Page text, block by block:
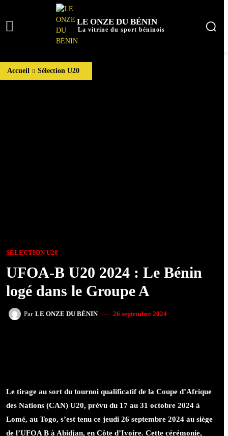
LE ONZE DU BÉNIN
La vitrine du sport béninois
Accueil Sélection U20
SÉLECTION U20
UFOA-B U20 2024 : Le Bénin
logé dans le Groupe A
Par LE ONZE DU BÉNIN 26 septembre 2024
Le tirage au sort du tournoi qualificatif de la Coupe d’Afrique
des Nations (CAN) U20, prévu du 17 au 31 octobre 2024 à
Lomé, au Togo, s’est tenu ce jeudi 26 septembre 2024 au siège
de l’UFOA B à Abidjan, en Côte d’Ivoire. Cette cérémonie,